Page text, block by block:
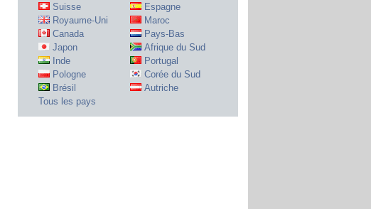
Suisse
Espagne
Royaume-Uni
Maroc
Canada
Pays-Bas
Japon
Afrique du Sud
Inde
Portugal
Pologne
Corée du Sud
Brésil
Autriche
Tous les pays